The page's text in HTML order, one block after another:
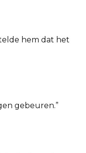
hem dat het
gebeuren.”